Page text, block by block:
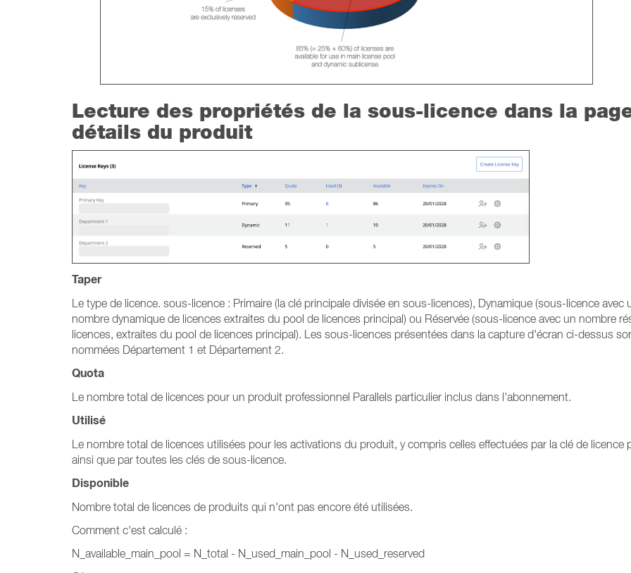
Lecture des propriétés de la sous-licence dans la
détails du produit
Taper
Le type de licence. sous-licence : Primaire (la clé principale divisée en sous-licences), Dynamique (sous-licence avec
nombre dynamique de licences extraites du pool de licences principal) ou Réservée (sous-licence avec un nombre
licences, extraites du pool de licences principal). Les sous-licences présentées dans la capture d'écran ci-dessus
nommées Département 1 et Département 2.
Quota
Le nombre total de licences pour un produit professionnel Parallels particulier inclus dans l'abonnement.
Utilisé
Le nombre total de licences utilisées pour les activations du produit, y compris celles effectuées par la clé de licence
ainsi que par toutes les clés de sous-licence.
Disponible
Nombre total de licences de produits qui n'ont pas encore été utilisées.
Comment c'est calculé :
N_available_main_pool = N_total - N_used_main_pool - N_used_reserved